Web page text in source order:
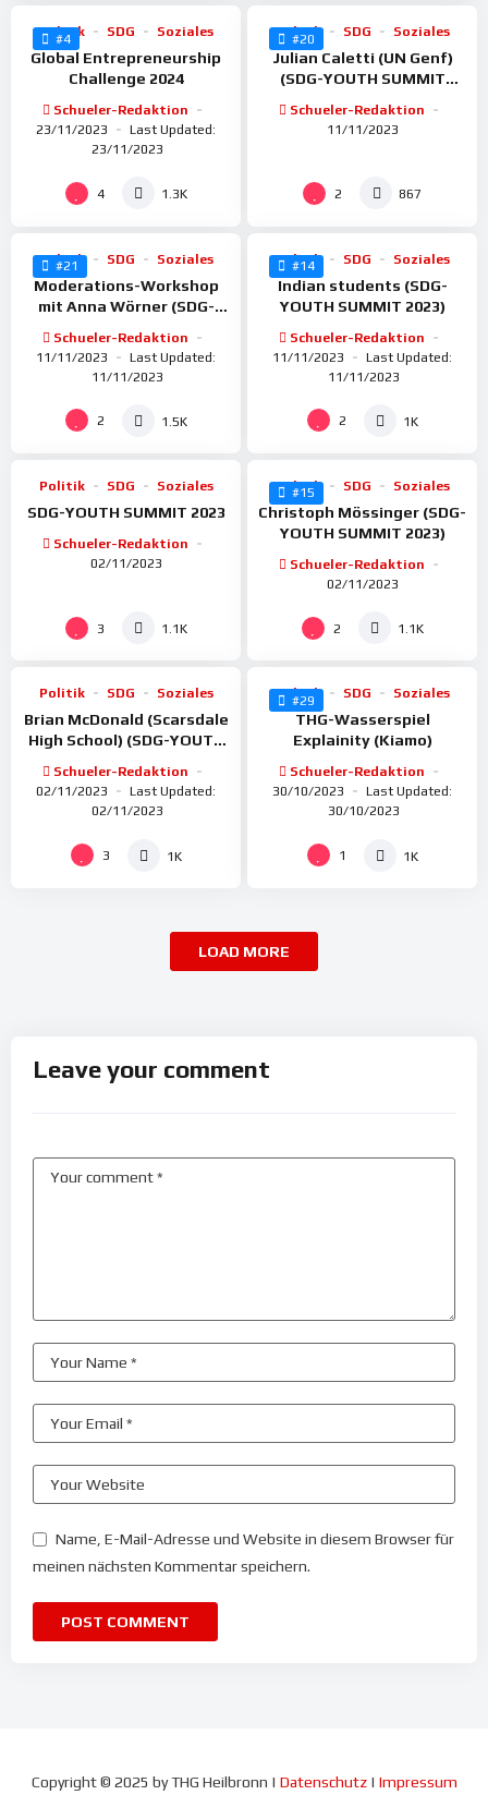
#4
Politik SDG Soziales
Global Entrepreneurship
Challenge 2024
Schueler-Redaktion
23/11/2023
Last Updated:
23/11/2023
4 1.3K
#20
Politik SDG Soziales
Julian Caletti (UN Genf)
(SDG-YOUTH SUMMIT
Schueler-Redaktion
11/11/2023
2 867
#21
Politik SDG Soziales
Moderations-Workshop
mit Anna Wörner (SDG-
Schueler-Redaktion
11/11/2023
Last Updated:
11/11/2023
2 1.5K
#14
%
Politik SDG Soziales
Indian students (SDG-
YOUTH SUMMIT 2023)
Schueler-Redaktion
11/11/2023
Last Updated:
11/11/2023
2 1K
%
Politik SDG Soziales
SDG-YOUTH SUMMIT 2023
Schueler-Redaktion
02/11/2023
3 1.1K
#15
Politik SDG Soziales
Christoph Mössinger (SDG-
YOUTH SUMMIT 2023)
Schueler-Redaktion
02/11/2023
2 1.1K
%
Politik SDG Soziales
Brian McDonald (Scarsdale
High School) (SDG-YOUTH
Schueler-Redaktion
02/11/2023
Last Updated:
02/11/2023
3 1K
#29
%
Politik SDG Soziales
THG-Wasserspiel
Explainity (Kiamo)
Schueler-Redaktion
30/10/2023
Last Updated:
30/10/2023
1 1K
LOAD MORE
Leave your comment
Name, E-Mail-Adresse und Website in diesem Browser für
meinen nächsten Kommentar speichern.
Copyright© 2025 by THG Heilbronn | Datenschutz| Impressum